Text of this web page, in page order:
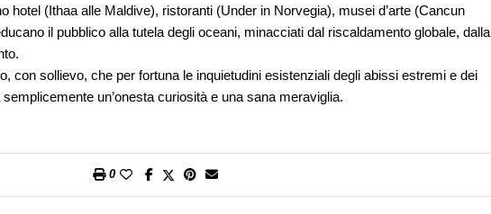
hotel (Ithaa alle Maldive), ristoranti (Under in Norvegia), musei d’arte (Cancun
il pubblico alla tutela degli oceani, minacciati dal riscaldamento globale, dalla
con sollievo, che per fortuna le inquietudini esistenziali degli abissi estremi e dei
un’onesta curiosità e una sana meraviglia.
0